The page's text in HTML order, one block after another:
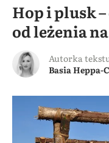
Hop i plusk
od leżenia
Autorka
Basia Heppa-